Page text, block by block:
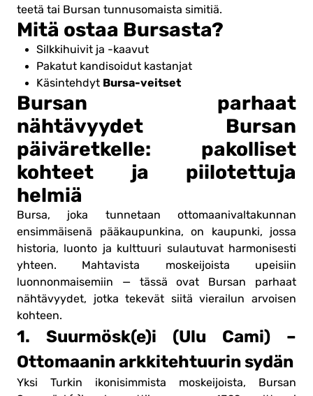
teetä tai Bursan tunnusomaista simitiä.
Mitä ostaa Bursasta?
Silkkihuivit ja -kaavut
Pakatut kandisoidut kastanjat
Käsintehdyt Bursa-veitset
Bursan parhaat
nähtävyydet Bursan
päiväretkelle: pakolliset
kohteet ja piilotettuja
helmiä
Bursa, joka tunnetaan ottomaanivaltakunnan
ensimmäisenä pääkaupunkina, on kaupunki, jossa
historia, luonto ja kulttuuri sulautuvat harmonisesti
yhteen. Mahtavista moskeijoista upeisiin
luonnonmaisemiin — tässä ovat Bursan parhaat
nähtävyydet, jotka tekevät siitä vierailun arvoisen
kohteen.
1. Suurmösk(e)i (Ulu Cami) –
Ottomaanin arkkitehtuurin sydän
Yksi Turkin ikonisimmista moskeijoista, Bursan